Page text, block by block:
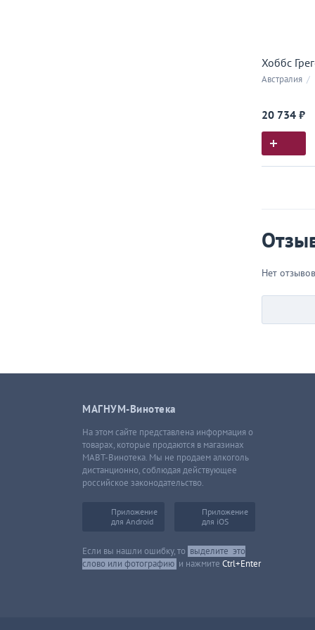
Хоббс
Австралия /
20 734 ₽
Нет отзывов
МАГНУМ-Винотека
На этом сайте представлена информация о
товарах, которые продаются в магазинах
МАВТ-Винотека. Мы не продаем алкоголь
дистанционно, соблюдая действующее
российское законодательство.
Приложение
для Android
Приложение
для iOS
Если вы нашли ошибку, то выделите это
слово или фотографию и нажмите Ctrl+Enter